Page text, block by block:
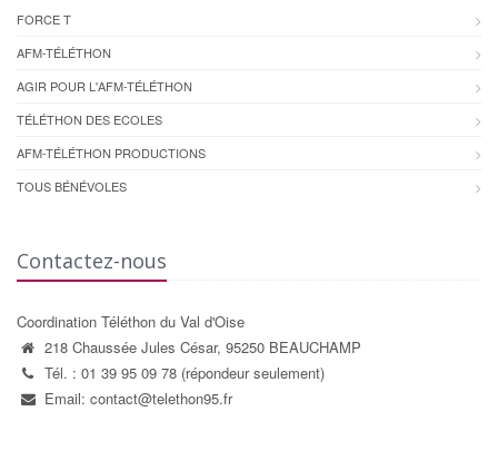
FORCE T
AFM-TÉLÉTHON
AGIR POUR L'AFM-TÉLÉTHON
TÉLÉTHON DES ECOLES
AFM-TÉLÉTHON PRODUCTIONS
TOUS BÉNÉVOLES
Contactez-nous
Coordination Téléthon du Val d'Oise
218 Chaussée Jules César, 95250 BEAUCHAMP
Tél. : 01 39 95 09 78 (répondeur seulement)
Email: contact@telethon95.fr